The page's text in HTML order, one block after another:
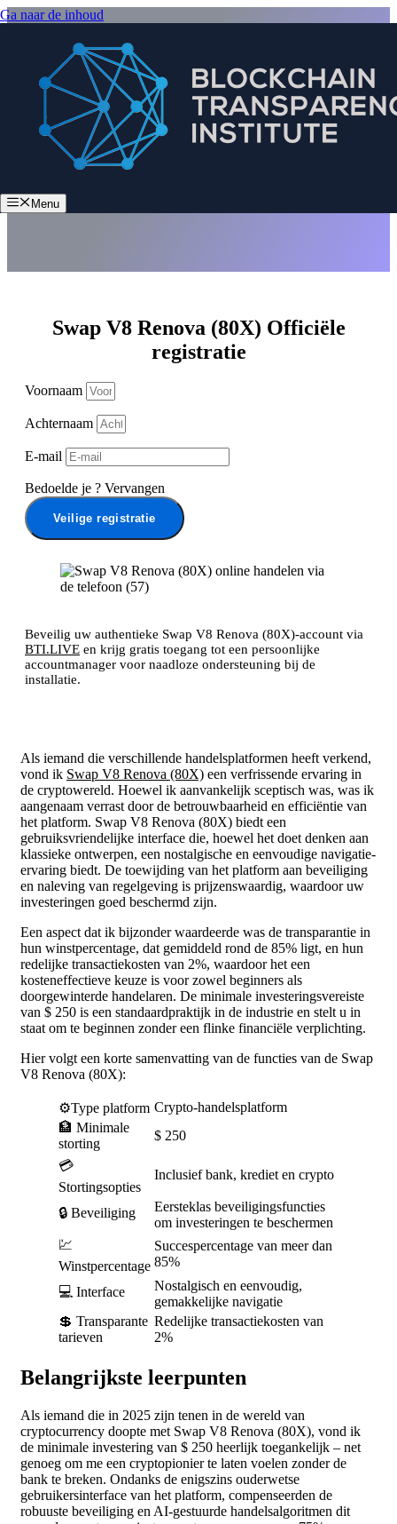
Ga naar de inhoud
Menu
Swap V8 Renova (80X) Officiële
registratie
Beveilig uw authentieke Swap V8 Renova (80X)-account via
BTI.LIVE en krijg gratis toegang tot een persoonlijke
accountmanager voor naadloze ondersteuning bij de
installatie.
Voornaam
Achternaam
E-mail
Bedoelde je ? Vervangen
Veilige registratie
Als iemand die verschillende handelsplatformen heeft verkend,
vond ik Swap V8 Renova (80X) een verfrissende ervaring in
de cryptowereld. Hoewel ik aanvankelijk sceptisch was, was ik
aangenaam verrast door de betrouwbaarheid en efficiëntie van
het platform. Swap V8 Renova (80X) biedt een
gebruiksvriendelijke interface die, hoewel het doet denken aan
klassieke ontwerpen, een nostalgische en eenvoudige navigatie-
ervaring biedt. De toewijding van het platform aan beveiliging
en naleving van regelgeving is prijzenswaardig, waardoor uw
investeringen goed beschermd zijn.
Een aspect dat ik bijzonder waardeerde was de transparantie in
hun winstpercentage, dat gemiddeld rond de 85% ligt, en hun
redelijke transactiekosten van 2%, waardoor het een
kosteneffectieve keuze is voor zowel beginners als
doorgewinterde handelaren. De minimale investeringsvereiste
van $ 250 is een standaardpraktijk in de industrie en stelt u in
staat om te beginnen zonder een flinke financiële verplichting.
Hier volgt een korte samenvatting van de functies van de Swap
V8 Renova (80X):
⚙️Type platform Crypto-handelsplatform
🏦 Minimale
storting
$ 250
💳
Stortingsopties
Inclusief bank, krediet en crypto
🔒 Beveiliging
Eersteklas beveiligingsfuncties
om investeringen te beschermen
💹
Winstpercentage
Succespercentage van meer dan
85%
💻 Interface
Nostalgisch en eenvoudig,
gemakkelijke navigatie
💲 Transparante
tarieven
Redelijke transactiekosten van
2%
Belangrijkste leerpunten
Als iemand die in 2025 zijn tenen in de wereld van
cryptocurrency doopte met Swap V8 Renova (80X), vond ik
de minimale investering van $ 250 heerlijk toegankelijk – net
genoeg om me een cryptopionier te laten voelen zonder de
bank te breken. Ondanks de enigszins ouderwetse
gebruikersinterface van het platform, compenseerden de
robuuste beveiliging en AI-gestuurde handelsalgoritmen dit